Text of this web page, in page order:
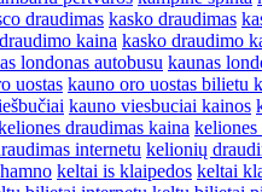
draudimas kasko draudimas
kaina kasko draudimo
londonas autobusu kaunas
uostas kauno oro uostas bilietu
kauno viesbuciai kainos
draudimas kaina keliones
internetu kelionių
keltai is klaipedos keltai